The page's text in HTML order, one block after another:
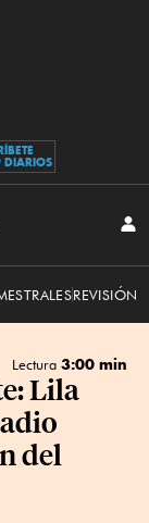
REVISIÓN
Lectura 3:00 min
Lila
del